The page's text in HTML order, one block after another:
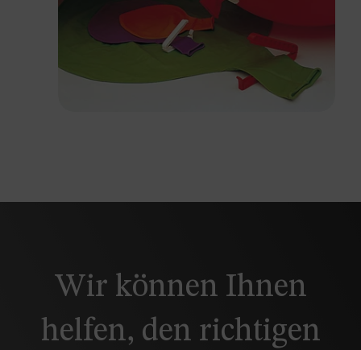
Wir können Ihnen
helfen, den richtigen